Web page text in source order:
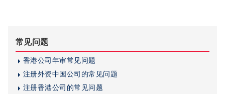
常见问题
香港公司年审常见问题
注册外资中国公司的常见问题
注册香港公司的常见问题